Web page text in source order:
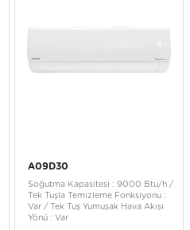
A09D30
Soğutma Kapasitesi : 9000 Btu/h /
Tek Tuşla Temizleme Fonksiyonu :
Var / Tek Tuş Yumuşak Hava Akışı
Yönü : Var